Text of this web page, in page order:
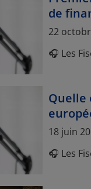
de
Article
22
🎧 Les
Quelle
Article
18 juin
🎧 Les